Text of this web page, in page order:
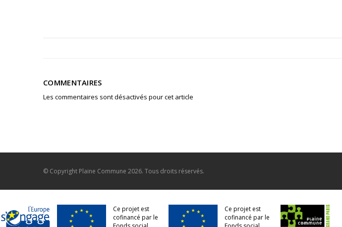
COMMENTAIRES
Les commentaires sont désactivés pour cet article
© Copyright Plaine Commune 2026. Tous droits réservés.
Ce projet est
cofinancé par le
Ce projet est
cofinancé par le